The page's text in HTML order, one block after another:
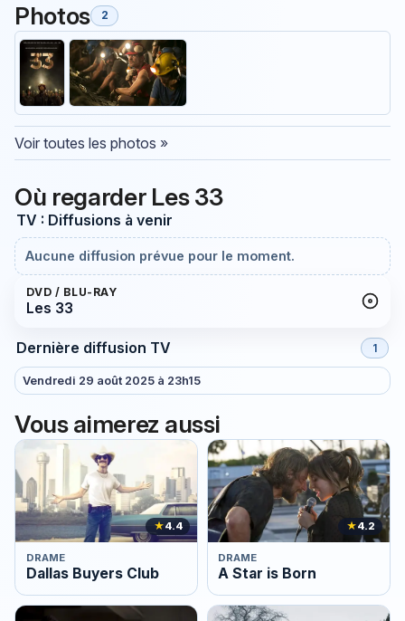
Photos 2
Voir toutes les photos »
Où regarder Les 33
TV : Diffusions à venir
Aucune diffusion prévue pour le moment.
DVD / BLU-RAY
Les 33
Dernière diffusion TV 1
Vendredi 29 août 2025 à 23h15
Vous aimerez aussi
★4.4
DRAME
Dallas Buyers Club
★4.2
DRAME
A Star is Born